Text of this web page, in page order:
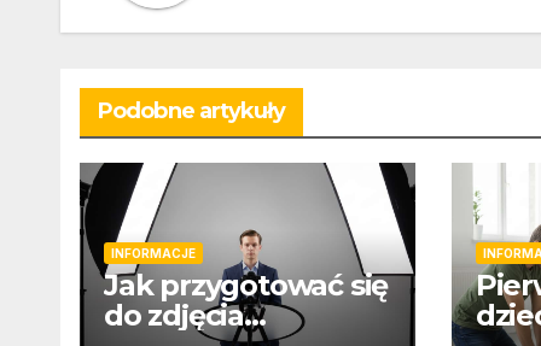
Podobne artykuły
INFORMACJE
Jak przygotować się
do zdjęcia